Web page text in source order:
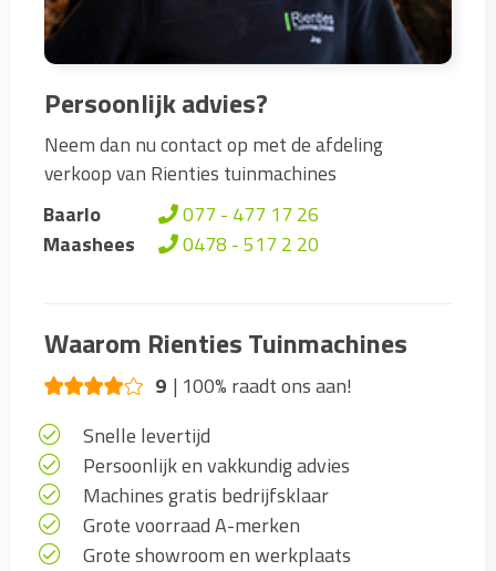
Persoonlijk advies?
Neem dan nu contact op met de afdeling
verkoop van Rienties tuinmachines
Baarlo
077 - 477 17 26
Maashees
0478 - 517 2 20
Waarom Rienties Tuinmachines
9 100% raadt ons aan!
Snelle levertijd
Persoonlijk en vakkundig advies
Machines gratis bedrijfsklaar
Grote voorraad A-merken
Grote showroom en werkplaats